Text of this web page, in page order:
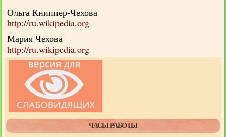
Ольга Книппер-Чехова
http://ru.wikipedia.org
Мария Чехова
http://ru.wikipedia.org
ЧАСЫ РАБОТЫ